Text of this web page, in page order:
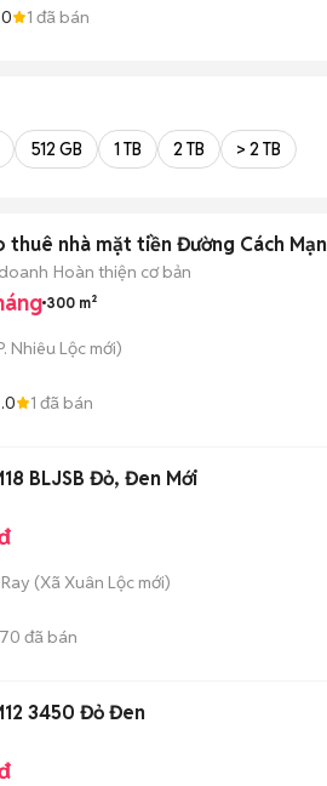
1 đã bán
512 GB 1 TB 2 TB > 2 TB
thuê nhà mặt tiền Đường Cách
Hoàn thiện cơ bản
300 m²
Nhiêu Lộc mới)
1 đã bán
BLJSB Đỏ, Đen Mới
(Xã Xuân Lộc mới)
70 đã bán
3450 Đỏ Đen